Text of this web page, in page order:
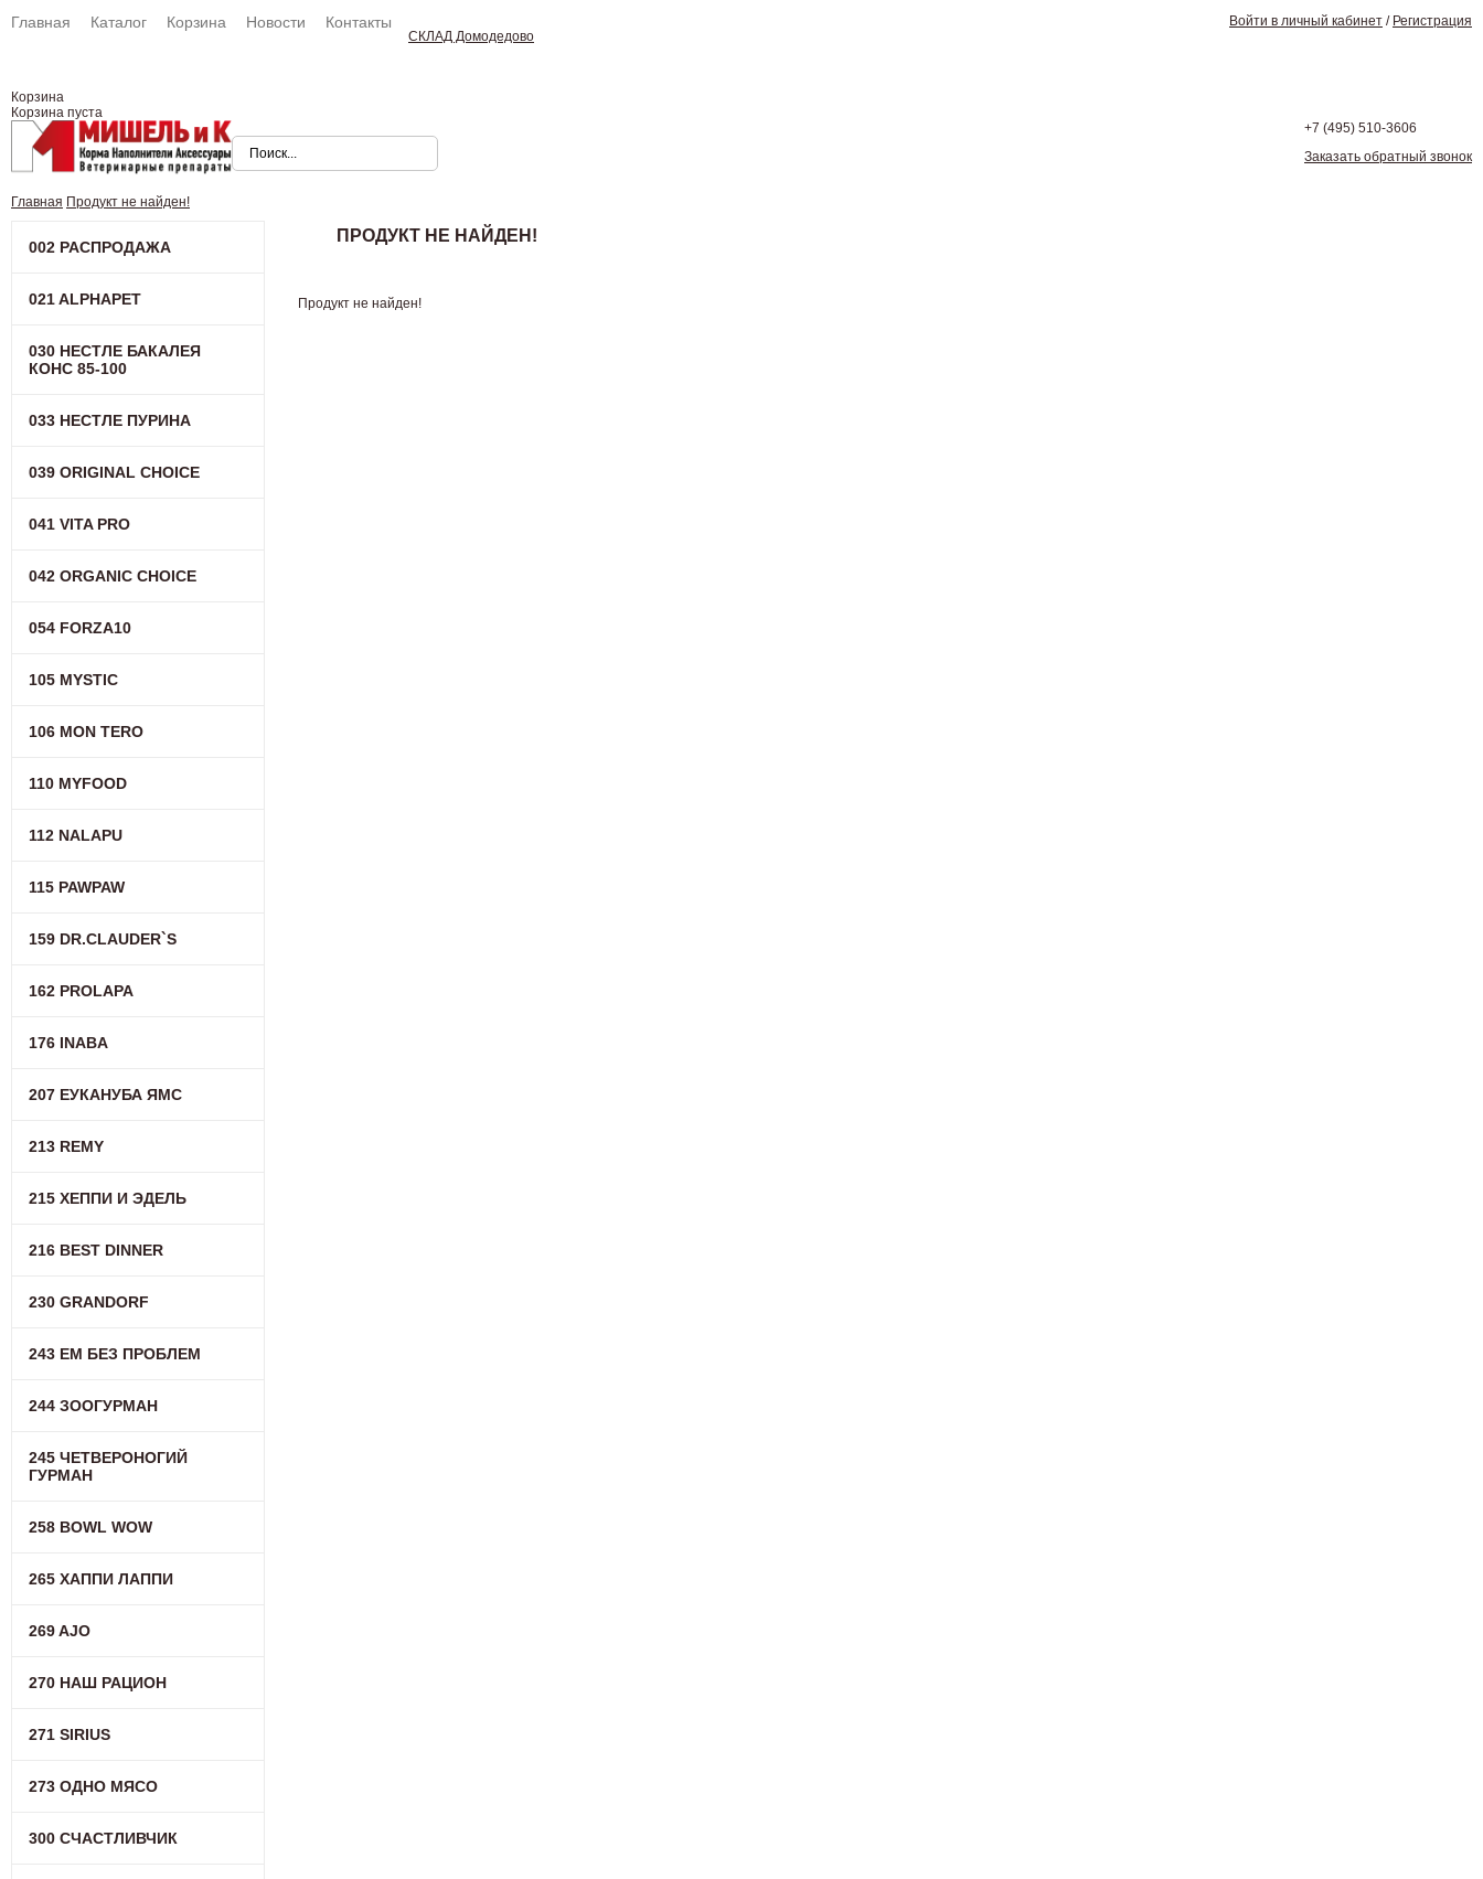
Главная Каталог Корзина Новости Контакты Войти в личный кабинет / Регистрация
СКЛАД Домодедово
Корзина
Корзина пуста
+7 (495) 510-3606
Заказать обратный звонок
Главная Продукт не найден!
002 РАСПРОДАЖА
021 ALPHAPET
030 НЕСТЛЕ БАКАЛЕЯ
КОНC 85-100
033 НЕСТЛЕ ПУРИНА
039 ORIGINAL CHOICE
041 VITA PRO
042 ORGANIC CHOICE
054 FORZA10
105 MYSTIC
106 MON TERO
110 MYFOOD
112 NALAPU
115 PAWPAW
159 DR.CLAUDER`S
162 PROLAPA
176 INABA
207 ЕУКАНУБА ЯМС
213 REMY
215 ХЕППИ И ЭДЕЛЬ
216 BEST DINNER
230 GRANDORF
243 ЕМ БЕЗ ПРОБЛЕМ
244 ЗООГУРМАН
245 ЧЕТВЕРОНОГИЙ
ГУРМАН
258 BOWL WOW
265 ХАППИ ЛАППИ
269 AJO
270 НАШ РАЦИОН
271 SIRIUS
273 ОДНО МЯСО
300 СЧАСТЛИВЧИК
ПРОДУКТ НЕ НАЙДЕН!
Продукт не найден!